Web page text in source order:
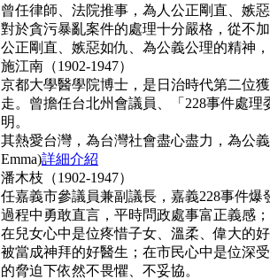
曾任律師、法院推事，為人公正剛直、嫉
對於貪污暴亂案件的處理十分嚴格，從不加
公正剛直、嫉惡如仇、為公義公理的精神
施江南（1902-1947）
京都大學醫學院博士，是日治時代第二位
走。曾擔任台北州會議員、「228事件處
明。
其熱愛台灣，為台灣社會盡心盡力，為公
Emma)詳細介紹
潘木枝（1902-1947）
任嘉義市參議員兼副議長，嘉義228事件
過程中勇敢直言，平時問政處事富正義感
在兒女心中是位疼惜子女、溫柔、偉大的
被當成神拜的好醫生；在市民心中是位深
的脅迫下依然不畏懼、不妥協。